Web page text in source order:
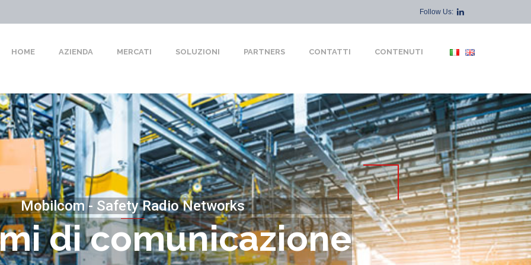
Follow Us:
HOME AZIENDA MERCATI SOLUZIONI PARTNERS CONTATTI CONTENUTI
di comunicazione
Mobilcom - Safety Radio Networks